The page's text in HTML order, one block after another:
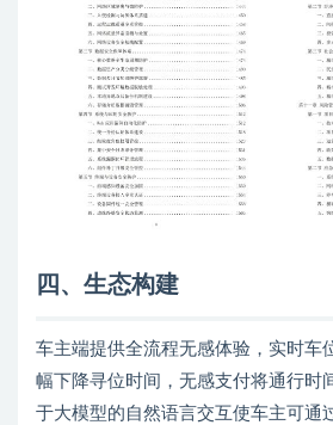
四 、生态构建
车主端提供全流程无感体验，实时车
幅下降寻位时间，无感支付将通行时
于大模型的自然语言交互使车主可通